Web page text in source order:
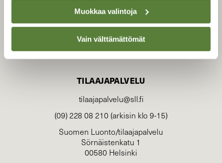
Muokkaa valintoja
Vain välttämättömät
TILAAJAPALVELU
tilaajapalvelu@sll.fi
(09) 228 08 210 (arkisin klo 9-15)
Suomen Luonto/tilaajapalvelu
Sörnäistenkatu 1
00580 Helsinki